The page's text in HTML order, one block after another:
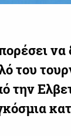
να
του
την